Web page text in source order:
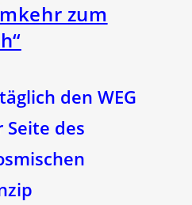
zum
den WEG
Seite des